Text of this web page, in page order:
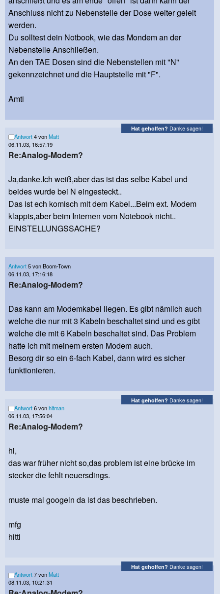
Anschluss nicht zu Nebenstelle der Dose weiter geleit
werden.
Du solltest dein Notbook, wie das Mondem an der
Nebenstelle Anschließen.
An den TAE Dosen sind die Nebenstellen mit "N"
gekennzeichnet und die Hauptstelle mit "F".
Amti
Hat geholfen? Danke sagen!
Antwort4 vonMatt
06.11.03, 16:57:19
Re:Analog-Modem?
Ja,danke.Ich weiß,aber das ist das selbe Kabel und
beides wurde bei N eingesteckt..
Das ist ech komisch mit dem Kabel...Beim ext. Modem
klappts,aber beim Internen vom Notebook nicht..
EINSTELLUNGSSACHE?
Antwort5 von Boom-Town
06.11.03, 17:16:18
Re:Analog-Modem?
Das kann am Modemkabel liegen. Es gibt nämlich auch
welche die nur mit 3 Kabeln beschaltet sind und es gibt
welche die mit 6 Kabeln beschaltet sind. Das Problem
hatte ich mit meinem ersten Modem auch.
Besorg dir so ein 6-fach Kabel, dann wird es sicher
funktionieren.
Hat geholfen? Danke sagen!
Antwort6 vonhitman
06.11.03, 17:56:04
Re:Analog-Modem?
hi,
das war früher nicht so,das problem ist eine brücke im
stecker die fehlt neuersdings.
muste mal googeln da ist das beschrieben.
mfg
hitti
Hat geholfen? Danke sagen!
Antwort7 vonMatt
08.11.03, 10:21:31